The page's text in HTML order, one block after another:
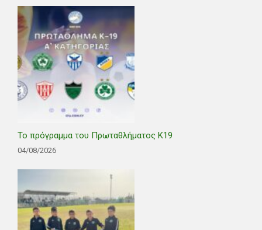
Το πρόγραμμα του Πρωταθλήματος Κ19
04/08/2026